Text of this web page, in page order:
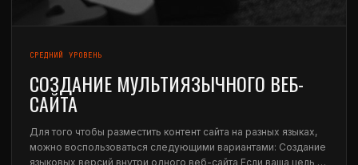
СРЕДНИЙ УРОВЕНЬ
CОЗДАНИЕ МУЛЬТИЯЗЫЧНОГО ВЕБ-
САЙТА
Для того чтобы разместить контент сайта на разных языках,
можно воспользоваться следующими вариантами: Создание
языковых версий внутри одного веб-сайта Если ваша цель —